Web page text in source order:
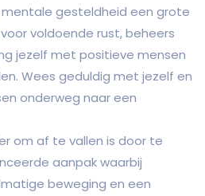
gesteldheid een grote
voldoende rust, beheers
jezelf met positieve mensen
Wees geduldig met jezelf en
onderweg naar een
om af te vallen is door te
aanpak waarbij
beweging en een